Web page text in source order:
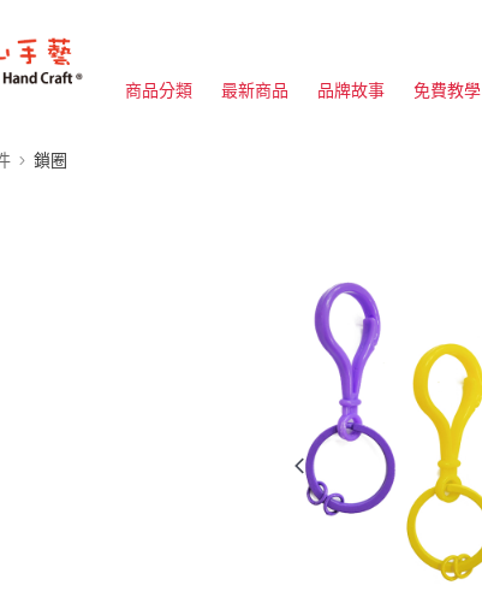
商品分類 最新商品 品牌故事 免費教學
鎖圈